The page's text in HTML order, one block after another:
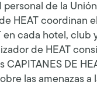
de la
HEAT coordinan
en cada hotel, club
de HEAT
CAPITANES DE
las amenazas a